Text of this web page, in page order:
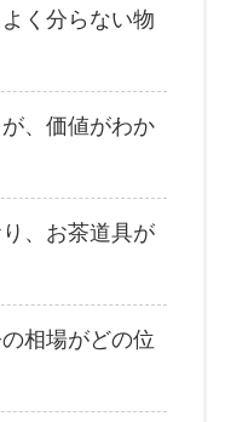
く分らない物
、価値がわか
、お茶道具が
相場がどの位